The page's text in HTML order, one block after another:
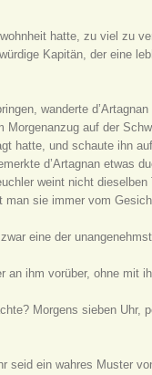
hatte, zu viel zu
Kapitän, der eine
wanderte
auf der
hatte, und schaute ihn
d’Artagnan etwas
weint nicht
sie immer vom
eine der
ihm vorüber, ohne mit
Morgens sieben
ein wahres Muster